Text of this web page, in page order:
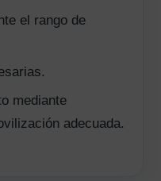
el rango de
mediante
adecuada.